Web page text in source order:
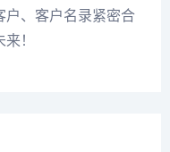
户、客户名录紧密合
！